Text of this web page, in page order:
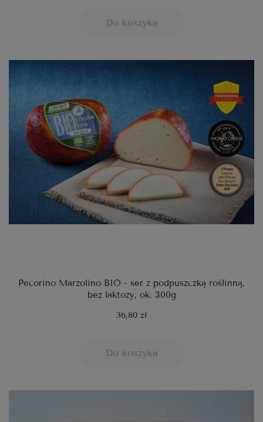
Do koszyka
Pecorino Marzolino BIO - ser z podpuszczką roślinną,
bez laktozy, ok. 300g
36,80 zł
Do koszyka